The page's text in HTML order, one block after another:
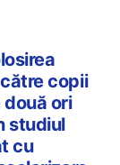
copii
ori
studiul
cu